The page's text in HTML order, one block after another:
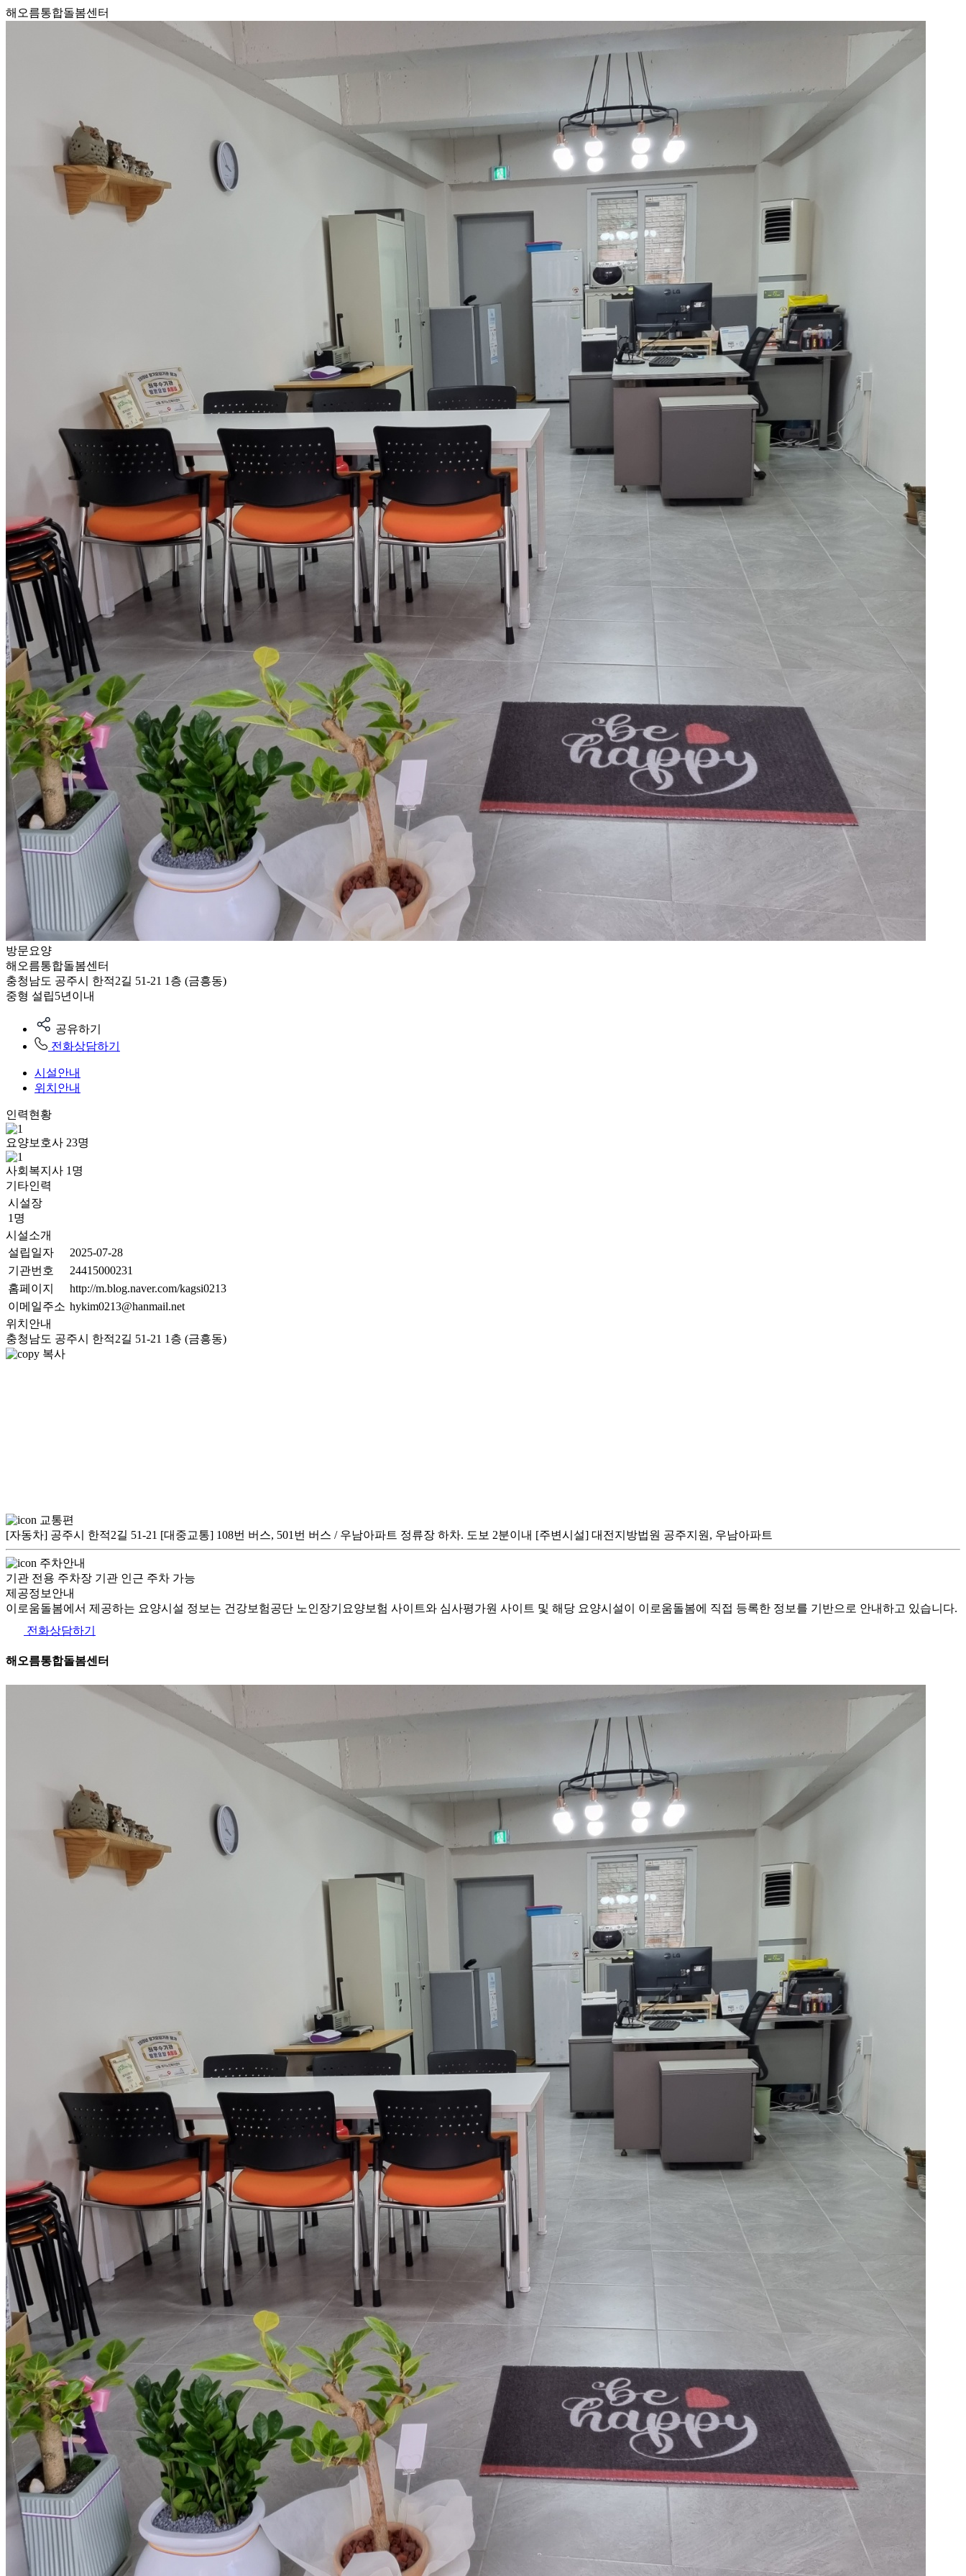
해오름통합돌봄센터
방문요양
해오름통합돌봄센터
충청남도 공주시 한적2길 51-21 1층 (금흥동)
중형 설립5년이내
공유하기
전화상담하기
시설안내
위치안내
인력현황
요양보호사 23명
사회복지사 1 명
기타인력
시설장
1명
시설소개
설립일자
2025-07-28
기관번호
24415000231
홈페이지
http://m.blog.naver.com/kagsi0213
이메일주소 hykim0213@hanmail.net
위치안내
충청남도 공주시 한적2길 51-21 1층 (금흥동)
복사
교통편
[자동차] 공주시 한적2길 51-21 [대중교통] 108번 버스, 501번 버스 / 우남아파트 정류장 하차. 도보 2분이내 [주변시설] 대전지방법원 공주지원, 우남아파트
주차안내
기관 전용 주차장 기관 인근 주차 가능
제공정보안내
이로움돌봄에서 제공하는 요양시설 정보는 건강보험공단 노인장기요양보험 사이트와 심사평가원 사이트 및 해당 요양시설이 이로움돌봄에 직접 등록한 정보를 기반으로 안내하고 있습니다.
전화상담하기
해오름통합돌봄센터